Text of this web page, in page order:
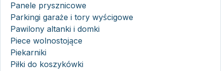
Panele prysznicowe
Parkingi garaże i tory wyścigowe
Pawilony altanki i domki
Piece wolnostojące
Piekarniki
Piłki do koszykówki